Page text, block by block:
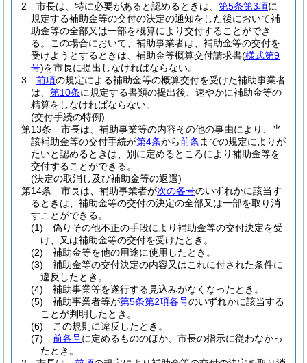
2
市長は、特に必要があると認めるときは、 第5条第3項に
規定する補助金等の交付の決定の通知をした後において補
助金等の全部又は一部を概算により交付することができ
る。
この場合において、補助事業者は、補助金等の交付を
受けようとするときは、補助金等概算交付請求書(様式第9
号)を市長に提出しなければならない。
3
前項の規定による補助金等の概算交付を受けた補助事業者
は、 第10条に規定する書類の提出後、速やかに補助金等の
精算をしなければならない。
(交付手続の特例)
第13条
市長は、補助事業等の内容その他の事由により、当
該補助金等の交付手続が第4条から前条 までの規定によりが
たいと認めるときは、別に定めるところにより補助金等を
交付することができる。
(決定の取消し及び補助金等の返還)
第14条
市長は、補助事業者が次の各号のいずれかに該当す
るときは、補助金等の交付の決定の全部又は一部を取り消
すことができる。
(1)
偽りその他不正の手段により補助金等の交付決定を受
け、又は補助金等の交付を受けたとき。
(2)
補助金等を他の用途に使用したとき。
(3)
補助金等の交付決定の内容又はこれに付された条件に
違反したとき。
(4)
補助事業等を遂行する見込みがなくなったとき。
(5)
補助事業者等が第5条第2項各号のいずれかに該当する
ことが判明したとき。
(6)
この規則に違反したとき。
(7)
前各号に定めるもののほか、市長の指示に従わなかっ
たとき。